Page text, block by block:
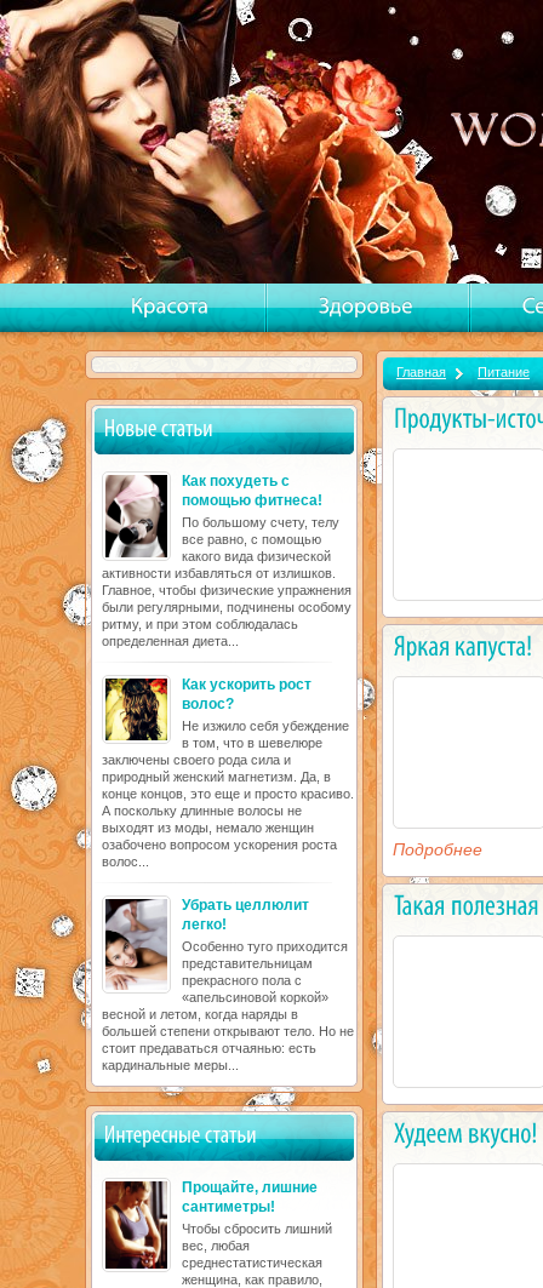
Как похудеть с
помощью фитнеса!
По большому счету, телу
все равно, с помощью
какого вида физической
активности избавляться от излишков.
Главное, чтобы физические упражнения
были регулярными, подчинены особому
ритму, и при этом соблюдалась
определенная диета...
Как ускорить рост
волос?
Не изжило себя убеждение
в том, что в шевелюре
заключены своего рода сила и
природный женский магнетизм. Да, в
конце концов, это еще и просто красиво.
А поскольку длинные волосы не
выходят из моды, немало женщин
озабочено вопросом ускорения роста
волос...
Убрать целлюлит
легко!
Особенно туго приходится
представительницам
прекрасного пола с
«апельсиновой коркой»
весной и летом, когда наряды в
большей степени открывают тело. Но не
стоит предаваться отчаянью: есть
кардинальные меры...
Прощайте, лишние
сантиметры!
Чтобы сбросить лишний
вес, любая
среднестатистическая
женщина, как правило,
Главная Питание
Подробнее